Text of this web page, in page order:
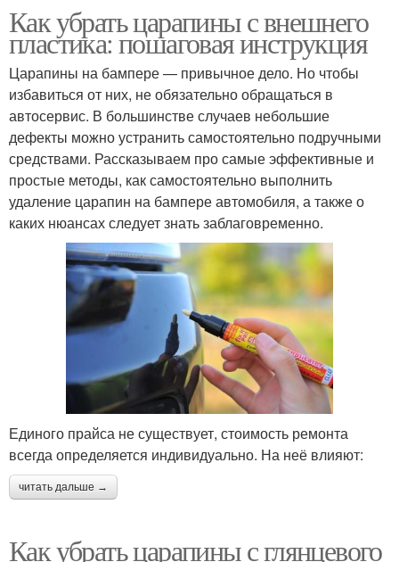
Как убрать царапины с внешнего
пластика: пошаговая инструкция
Царапины на бампере — привычное дело. Но чтобы
избавиться от них, не обязательно обращаться в
автосервис. В большинстве случаев небольшие
дефекты можно устранить самостоятельно подручными
средствами. Рассказываем про самые эффективные и
простые методы, как самостоятельно выполнить
удаление царапин на бампере автомобиля, а также о
каких нюансах следует знать заблаговременно.
Единого прайса не существует, стоимость ремонта
всегда определяется индивидуально. На неё влияют:
читать дальше →
Как убрать царапины с глянцевого